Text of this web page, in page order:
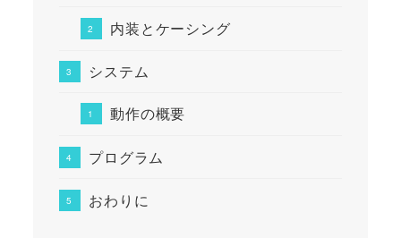
内装とケーシング
システム
動作の概要
プログラム
おわりに